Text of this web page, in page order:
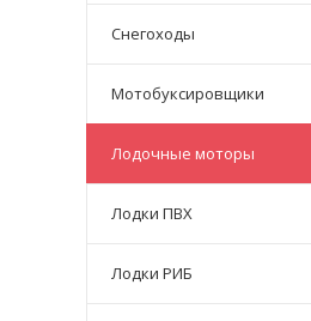
Снегоходы
Мотобуксировщики
Лодочные моторы
Лодки ПВХ
Лодки РИБ